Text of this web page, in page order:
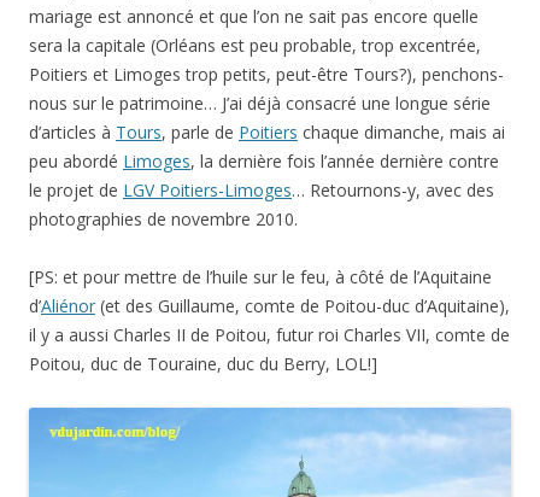
mariage est annoncé et que l’on ne sait pas encore quelle
sera la capitale (Orléans est peu probable, trop excentrée,
Poitiers et Limoges trop petits, peut-être Tours?), penchons-
nous sur le patrimoine… J’ai déjà consacré une longue série
d’articles à Tours, parle de Poitiers chaque dimanche, mais ai
peu abordé Limoges, la dernière fois l’année dernière contre
le projet de LGV Poitiers-Limoges… Retournons-y, avec des
photographies de novembre 2010.
[PS: et pour mettre de l’huile sur le feu, à côté de l’Aquitaine
d’Aliénor (et des Guillaume, comte de Poitou-duc d’Aquitaine),
il y a aussi Charles II de Poitou, futur roi Charles VII, comte de
Poitou, duc de Touraine, duc du Berry, LOL!]